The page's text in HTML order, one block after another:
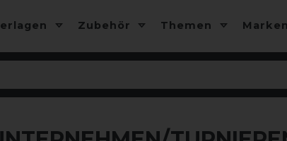
Zubehör Themen Marken